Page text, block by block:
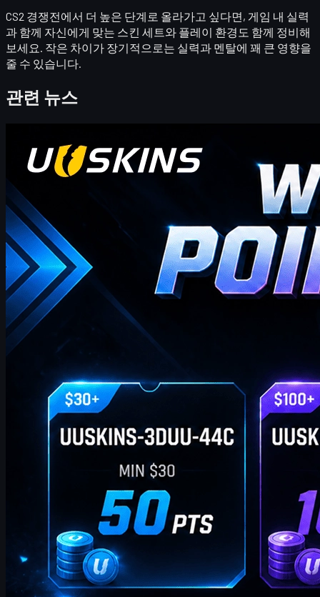
CS2 경쟁전에서 더 높은 단계로 올라가고 싶다면, 게임 내 실력
과 함께 자신에게 맞는 스킨 세트와 플레이 환경 도 함께 정비해
보세요. 작은 차이가 장기적으로는 실력과 멘탈에 꽤 큰 영향을
줄 수 있습니다.
관련 뉴스
안녕하세요, CS2 트레이더 여러분! 주간 보너스 블로
그에 오신 것을 환영합니다!
이곳에서 이번 주 최신이고 가장 포괄적인 UUSKINS 기프트 포
인트 코드를 찾을 수 있습니다. 저희는 이 페이지를 매주 업데이
트하여 추가 기프트 포인트를 제공합니다. 주문이 해당 금액을
충족하는 한 아래 코드를 사용하여 포인트를 받고 스토어에서
좋아하는 CS2 스킨으로 교환할 수 있습니다!
4월 20, 2026